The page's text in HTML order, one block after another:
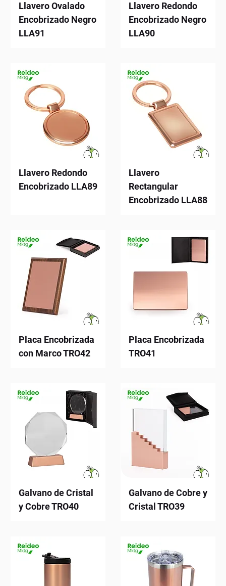
Llavero Ovalado
Encobrizado Negro
LLA91
Llavero Redondo
Encobrizado Negro
LLA90
Llavero Redondo
Encobrizado LLA89
Llavero
Rectangular
Encobrizado LLA88
Placa Encobrizada
con Marco TRO42
Placa Encobrizada
TRO41
Galvano de Cristal
y Cobre TRO40
Galvano de Cobre y
Cristal TRO39